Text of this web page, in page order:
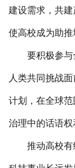
建设需求，共建
使高校成为助推
要积极参与
人类共同挑战
计划，在全球
治理中的话语权
推动高校有